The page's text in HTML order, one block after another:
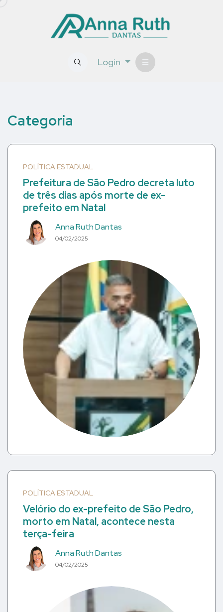
Login
Categoria
POLÍTICA ESTADUAL
Prefeitura de São Pedro decreta luto
de três dias após morte de ex-
prefeito em Natal
Anna Ruth Dantas
04/02/2025
POLÍTICA ESTADUAL
Velório do ex-prefeito de São Pedro,
morto em Natal, acontece nesta
terça-feira
Anna Ruth Dantas
04/02/2025